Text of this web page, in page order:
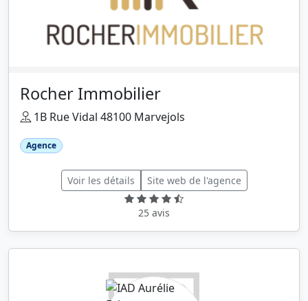
Rocher Immobilier
1B Rue Vidal 48100 Marvejols
Agence
Voir les détails Site web de l'agence
25 avis